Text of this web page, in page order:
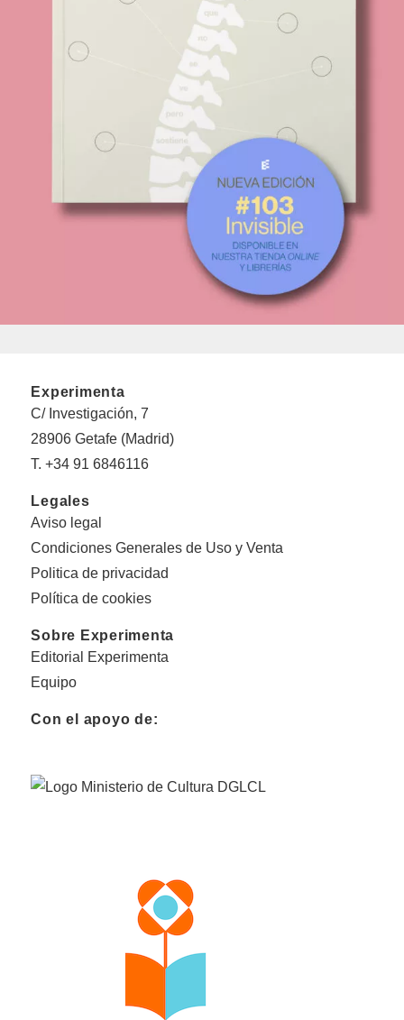
Experimenta
C/ Investigación, 7
28906 Getafe (Madrid)
T. +34 91 6846116
Legales
Aviso legal
Condiciones Generales de Uso y Venta
Politica de privacidad
Política de cookies
Sobre Experimenta
Editorial Experimenta
Equipo
Con el apoyo de: